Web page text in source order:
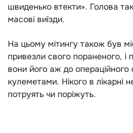
швиденько втекти». Голова
масові виїзди.
На цьому мітингу також був
привезли свого пораненого, і
вони його аж до
кулеметами. Нікого в лікарні
потруять чи поріжуть.